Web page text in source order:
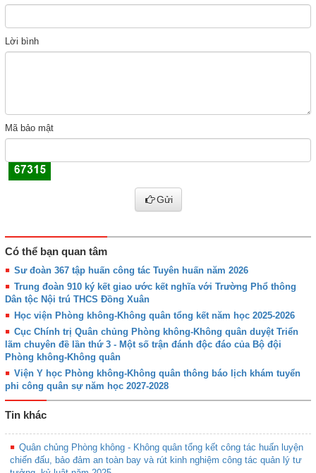
Lời bình
Mã bảo mật
Gửi
Có thể bạn quan tâm
Sư đoàn 367 tập huấn công tác Tuyên huấn năm 2026
Trung đoàn 910 ký kết giao ước kết nghĩa với Trường Phổ thông
Dân tộc Nội trú THCS Đồng Xuân
Học viện Phòng không-Không quân tổng kết năm học 2025-2026
Cục Chính trị Quân chủng Phòng không-Không quân duyệt Triển
lãm chuyên đề lần thứ 3 - Một số trận đánh độc đáo của Bộ đội
Phòng không-Không quân
Viện Y học Phòng không-Không quân thông báo lịch khám tuyển
phi công quân sự năm học 2027-2028
Tin khác
Quân chủng Phòng không - Không quân tổng kết công tác huấn luyện
chiến đấu, bảo đảm an toàn bay và rút kinh nghiệm công tác quản lý tư